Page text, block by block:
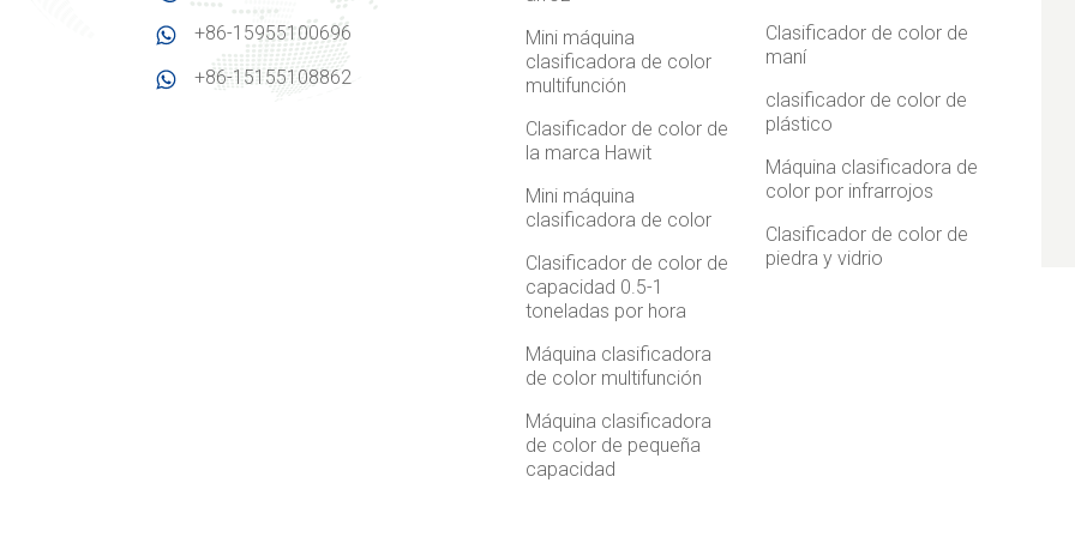
+86-15955100696
+86-15155108862
Mini máquina
clasificadora de color
multifunción
Clasificador de color de
la marca Hawit
Mini máquina
clasificadora de color
Clasificador de color de
capacidad 0.5-1
toneladas por hora
Máquina clasificadora
de color multifunción
Máquina clasificadora
de color de pequeña
capacidad
Clasificador de color de
maní
clasificador de color de
plástico
Máquina clasificadora de
color por infrarrojos
Clasificador de color de
piedra y vidrio